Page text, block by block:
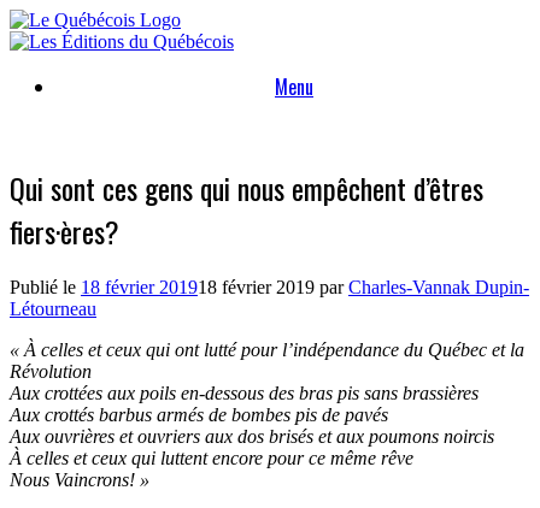
Skip
to
Menu
Qui sont ces gens qui nous empêchent d’êtres
fiers·ères?
Publié le 18 février 201918 février 2019 parCharles-Vannak Dupin-
Létourneau
« À celles et ceux qui ont lutté pour l’indépendance du Québec et la
Révolution
Aux crottées aux poils en-dessous des bras pis sans brassières
Aux crottés barbus armés de bombes pis de pavés
Aux ouvrières et ouvriers aux dos brisés et aux poumons noircis
À celles et ceux qui luttent encore pour ce même rêve
Nous Vaincrons! »